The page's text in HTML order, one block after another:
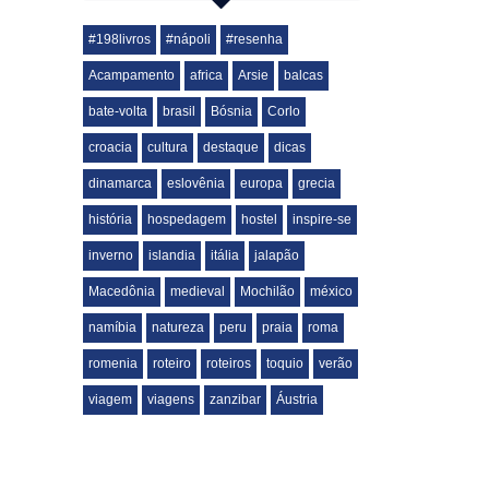
#198livros #nápoli #resenha
Acampamento africa Arsie balcas
bate-volta brasil Bósnia Corlo
croacia cultura destaque dicas
dinamarca eslovênia europa grecia
história hospedagem hostel inspire-se
inverno islandia itália jalapão
Macedônia medieval Mochilão méxico
namíbia natureza peru praia roma
romenia roteiro roteiros toquio verão
viagem viagens zanzibar Áustria